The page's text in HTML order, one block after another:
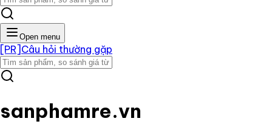
Open menu
[PR] Câu hỏi thường gặp
sanphamre.vn